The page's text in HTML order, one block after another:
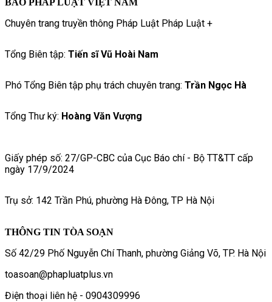
Chuyên trang truyền thông Pháp Luật Pháp Luật +
Tổng Biên tập: Tiến sĩ Vũ Hoài Nam
Phó Tổng Biên tập phụ trách chuyên trang: Trần Ngọc Hà
Tổng Thư ký: Hoàng Văn Vượng
Giấy phép số: 27/GP-CBC của Cục Báo chí - Bộ TT&TT cấp
ngày 17/9/2024
Trụ sở: 142 Trần Phú, phường Hà Đông, TP Hà Nội
THÔNG TIN TÒA SOẠN
Số 42/29 Phố Nguyễn Chí Thanh, phường Giảng Võ, TP. Hà Nội
toasoan@phapluatplus.vn
Điện thoại liên hệ - 0904309996